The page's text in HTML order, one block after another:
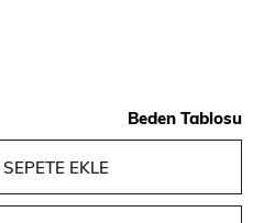
Beden Tablosu